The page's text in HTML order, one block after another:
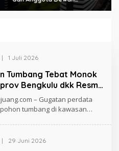
Diperiksa KPK Hari Ini
Tumbang Tebat Monok
Bengkulu dkk Resmi
| 1 Juli 2026
– Gugatan perdata
tumbang di kawasan
| 29 Juni 2026